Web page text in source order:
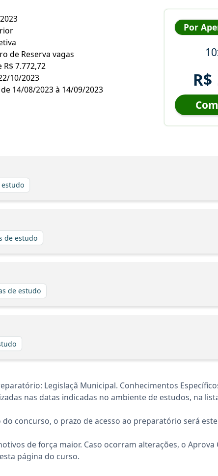
de Reserva vagas
R$ 7.772,72
10/2023
14/08/2023 à 14/09/2023
Por
R$
estudo
de estudo
de estudo
Legislaçã Municipal. Conhecimentos
nas datas indicadas no ambiente de estudos, na
concurso, o prazo de acesso ao preparatório será
de força maior. Caso ocorram alterações, o Aprova
página do curso.